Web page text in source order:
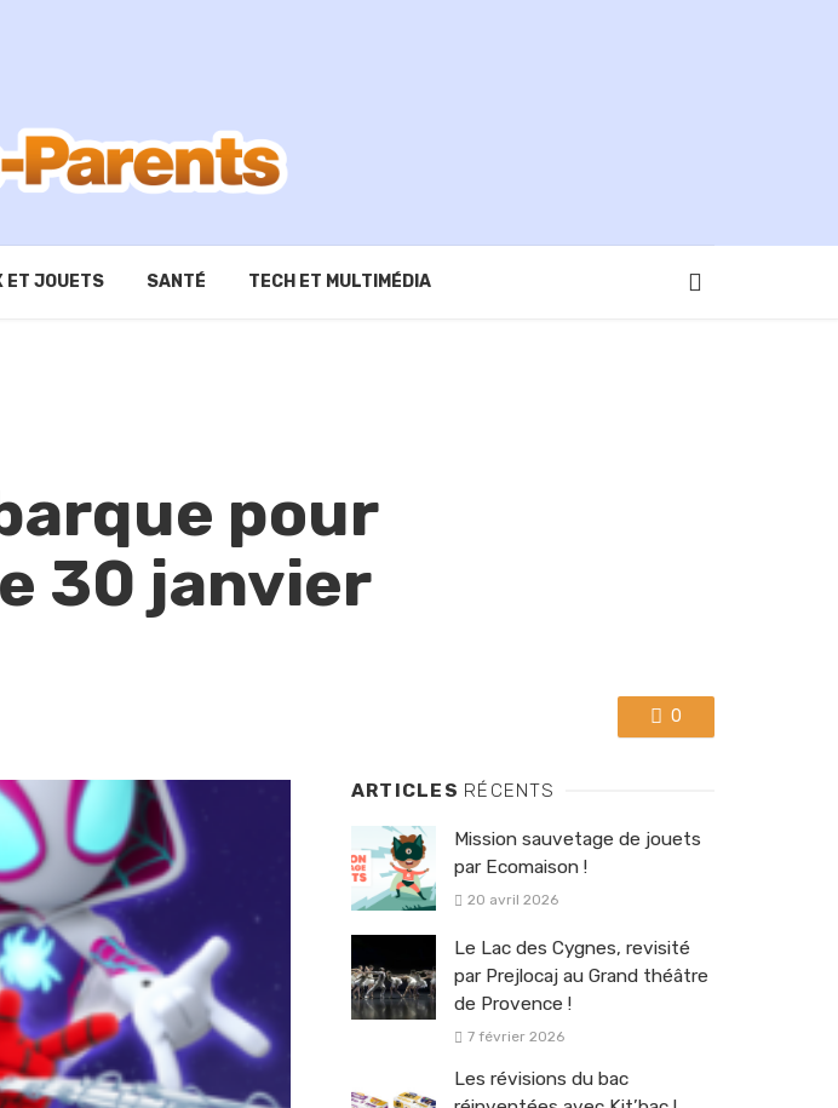
ET JOUETS SANTÉ TECH ET MULTIMÉDIA
pour
30 janvier
0
ARTICLES RÉCENTS
Mission sauvetage de jouets
par Ecomaison !
20 avril 2026
Le Lac des Cygnes, revisité
par Prejlocaj au Grand théâtre
de Provence !
7 février 2026
Les révisions du bac